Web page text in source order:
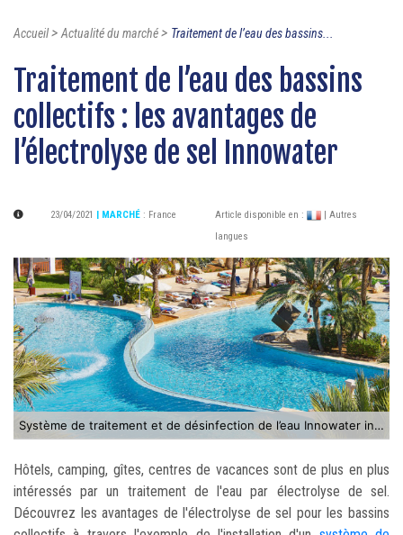
Accueil>Actualité du marché> Traitement de l’eau des bassins...
Traitement de l’eau des bassins
collectifs : les avantages de
l’électrolyse de sel Innowater
23/04/2021 | MARCHÉ : France Article disponible en :
| Autres
langues
Système de traitement et de désinfection de l’eau Innowater installé pour les piscine de l'Hôtel Cala D’or Gardens
Hôtels, camping, gîtes, centres de vacances sont de plus en plus
intéressés par un traitement de l'eau par électrolyse de sel.
Découvrez les avantages de l'électrolyse de sel pour les bassins